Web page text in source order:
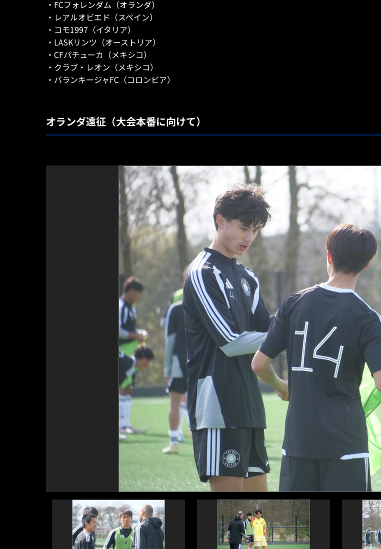
・FCフォレンダム（オランダ）
・レアルオビエド（スペイン）
・コモ1997（イタリア）
・LASKリンツ（オーストリア）
・CFパチューカ（メキシコ）
・クラブ・レオン（メキシコ）
・バランキージャFC（コロンビア）
オランダ遠征（大会本番に向けて）